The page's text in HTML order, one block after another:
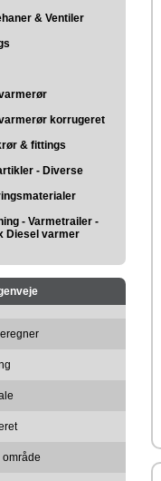
& Ventiler
korrugeret
& fittings
- Diverse
- Varmetrailer -
Diesel varmer
område